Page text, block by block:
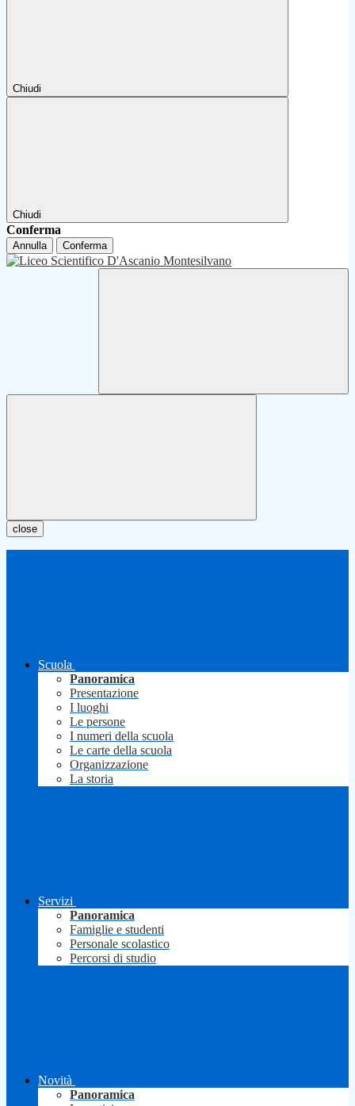
Chiudi
Chiudi
Conferma
Annulla Conferma
close
Scuola
Panoramica
Presentazione
I luoghi
Le persone
I numeri della scuola
Le carte della scuola
Organizzazione
La storia
Servizi
Panoramica
Famiglie e studenti
Personale scolastico
Percorsi di studio
Novità
Panoramica